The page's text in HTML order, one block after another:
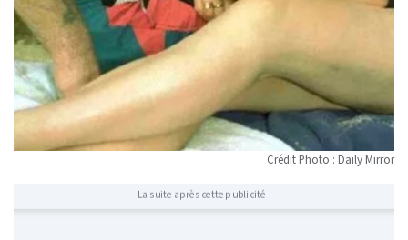
Crédit Photo : Daily Mirror
La suite après cette publicité